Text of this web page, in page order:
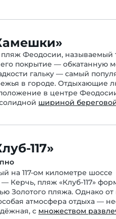
Феодосии, называемый
покрытие — обкатанную
гальку — самый
в городе. Отдыхающие
в центре
шириной
117»
на 117-ом километре шоссе
Керчь, пляж «Клуб-117»
Золотого пляжа. Однако
атмосфера отдыха —
с множеством